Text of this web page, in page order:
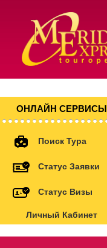
ОНЛАЙН СЕРВИСЫ
Поиск Тура
Статус Заявки
Статус Визы
Личный Кабинет